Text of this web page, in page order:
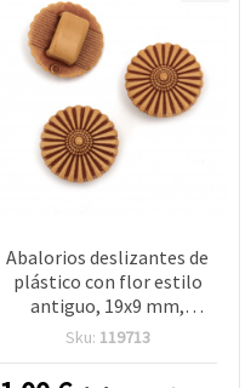
Abalorios deslizantes de
plástico con flor estilo
antiguo, 19x9 mm,
agujero: 3x9 mm, marrón
Sku: 119713